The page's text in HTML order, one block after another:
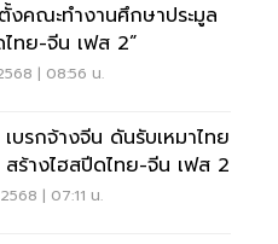
งคณะทำงานศึกษาประมูล
ไทย-จีน เฟส 2”
| 08:56 น.
เบรกจ้างจีน ดันรับเหมาไทย
ร้างไฮสปีดไทย-จีน เฟส 2
| 07:11 น.